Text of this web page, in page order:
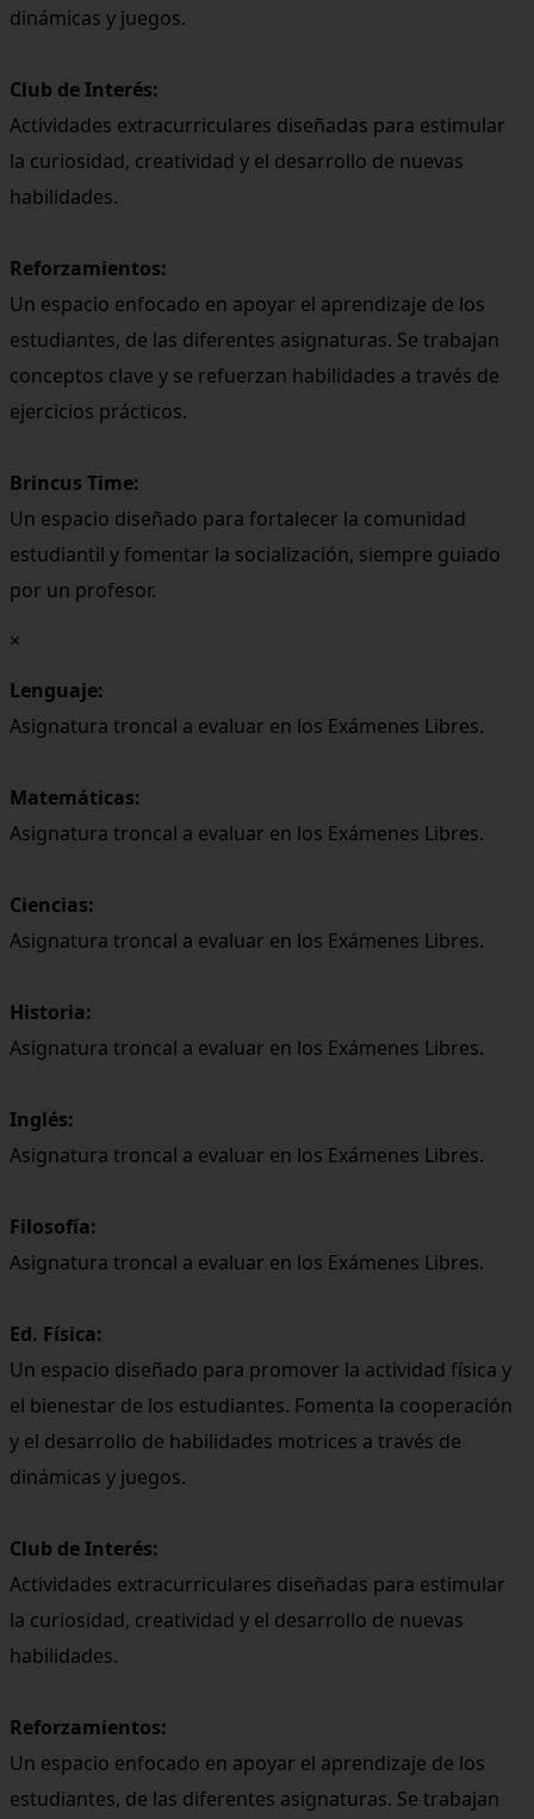
dinámicas y juegos.
Club de Interés:
Actividades extracurriculares diseñadas para estimular
la curiosidad, creatividad y el desarrollo de nuevas
habilidades.
Reforzamientos:
Un espacio enfocado en apoyar el aprendizaje de los
estudiantes, de las diferentes asignaturas. Se trabajan
conceptos clave y se refuerzan habilidades a través de
ejercicios prácticos.
Brincus Time:
Un espacio diseñado para fortalecer la comunidad
estudiantil y fomentar la socialización, siempre guiado
por un profesor.
×
Lenguaje:
Asignatura troncal a evaluar en los Exámenes Libres.
Matemáticas:
Asignatura troncal a evaluar en los Exámenes Libres.
Ciencias:
Asignatura troncal a evaluar en los Exámenes Libres.
Historia:
Asignatura troncal a evaluar en los Exámenes Libres.
Inglés:
Asignatura troncal a evaluar en los Exámenes Libres.
Filosofía:
Asignatura troncal a evaluar en los Exámenes Libres.
Ed. Física:
Un espacio diseñado para promover la actividad física y
el bienestar de los estudiantes. Fomenta la cooperación
y el desarrollo de habilidades motrices a través de
dinámicas y juegos.
Club de Interés:
Actividades extracurriculares diseñadas para estimular
la curiosidad, creatividad y el desarrollo de nuevas
habilidades.
Reforzamientos:
Un espacio enfocado en apoyar el aprendizaje de los
estudiantes, de las diferentes asignaturas. Se trabajan